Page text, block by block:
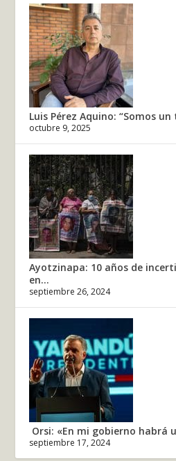
Luis Pérez Aquino: “Somos
octubre 9, 2025
Ayotzinapa: 10 años de
en...
septiembre 26, 2024
Orsi: «En mi gobierno habrá
septiembre 17, 2024